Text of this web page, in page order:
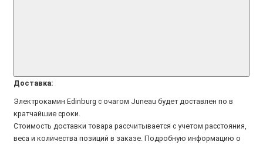
Доставка:
Электрокамин Edinburg с очагом Juneau будет доставлен по в
кратчайшие сроки.
Стоимость доставки товара рассчитывается с учетом расстояния,
веса и количества позиций в заказе. Подробную информацию о